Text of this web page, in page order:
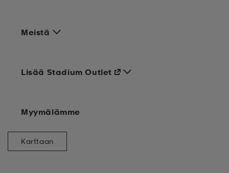
Meistä
Lisää Stadium Outlet
Myymälämme
Karttaan